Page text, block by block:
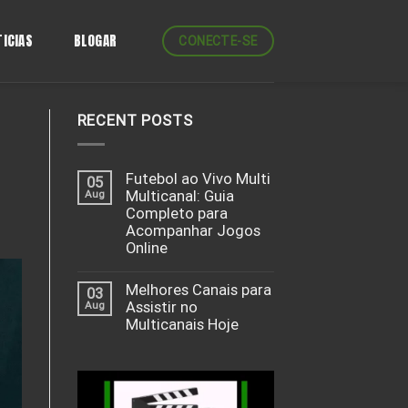
BLOGAR CONECTE-SE
RECENT POSTS
05
Aug
Futebol ao Vivo Multi
Multicanal: Guia
Completo para
Acompanhar Jogos
Online
03
Aug
Melhores Canais para
Assistir no
Multicanais Hoje